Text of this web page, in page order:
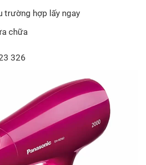
trường hợp lấy ngay
chữa
326